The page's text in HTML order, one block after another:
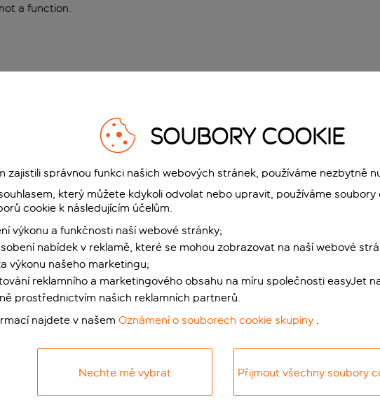
a function.
SOUBORY COOKIE
zajistili správnou funkci našich webových stránek, používáme nezbytně
který můžete kdykoli odvolat nebo upravit, používáme
cookie k následujícím účelům.
výkonu a funkčnosti naší webové stránky;
nabídek v reklamě, které se mohou zobrazovat na naší webové
výkonu našeho marketingu;
reklamního a marketingového obsahu na míru společnosti easyJet
prostřednictvím našich reklamních partnerů.
najdete v našem Oznámení o souborech cookie skupiny .
Nechte mě vybrat Přijmout všechny soubory